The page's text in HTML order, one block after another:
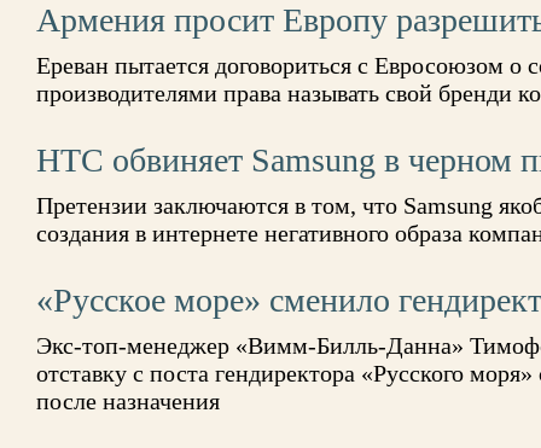
Армения просит Европу
Ереван пытается договориться с Евросоюзом о
производителями права называть свой бренди
HTC обвиняет Samsung в черном
Претензии заключаются в том, что Samsung
создания в интернете негативного образа
«Русское море» сменило
Экс-топ-менеджер «Вимм-Билль-Данна»
отставку с поста гендиректора «Русского моря»
после назначения